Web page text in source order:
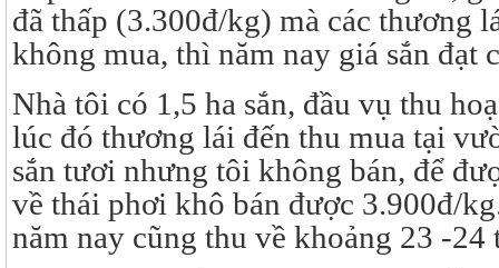
đã thấp (3.300đ/kg) mà các thương
không mua, thì năm nay giá sắn đạt
Nhà tôi có 1,5 ha sắn, đầu vụ thu
lúc đó thương lái đến thu mua tại
sắn tươi nhưng tôi không bán, để
về thái phơi khô bán được 3.900đ/
năm nay cũng thu về khoảng 23 -24